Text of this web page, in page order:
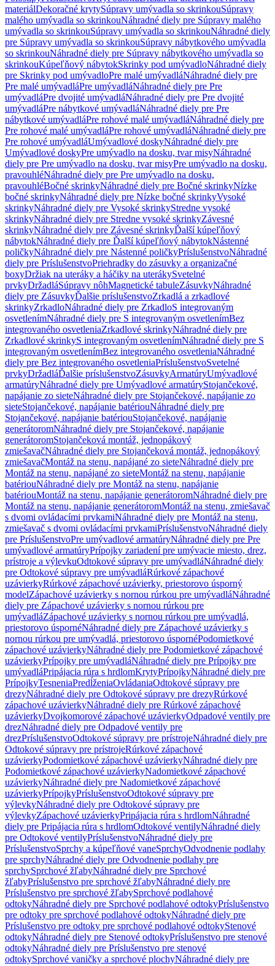
materiálDekoračné krytySúpravy umývadla so skrinkouSúpravy
malého umývadla so skrinkouNáhradné diely pre Súpravy malého
umývadla so skrinkouSúpravy umývadla so skrinkouNáhradné diely
pre Súpravy umývadla so skrinkouSúpravy nábytkového umývadla
so skrinkouNáhradné diely pre Súpravy nábytkového umývadla so
skrinkouKúpeľňový nábytokSkrinky pod umývadloNáhradné diely
pre Skrinky pod umývadloPre malé umývadláNáhradné diely pre
Pre malé umývadláPre umývadláNáhradné diely pre Pre
umývadláPre dvojité umývadláNáhradné diely pre Pre dvojité
umývadláPre nábytkové umývadláNáhradné diely pre Pre
nábytkové umývadláPre rohové malé umývadláNáhradné diely pre
Pre rohové malé umývadláPre rohové umývadláNáhradné diely pre
Pre rohové umývadláUmývadlové doskyNáhradné diely pre
Umývadlové doskyPre umývadlo na dosku, tvar misyNáhradné
diely pre Pre umývadlo na dosku, tvar misyPre umývadlo na dosku,
pravouhléNáhradné diely pre Pre umývadlo na dosku,
pravouhléBočné skrinkyNáhradné diely pre Bočné skrinkyNízke
bočné skrinkyNáhradné diely pre Nízke bočné skrinkyVysoké
skrinkyNáhradné diely pre Vysoké skrinkyStredne vysoké
skrinkyNáhradné diely pre Stredne vysoké skrinkyZávesné
skrinkyNáhradné diely pre Závesné skrinkyĎalší kúpeľňový
nábytokNáhradné diely pre Ďalší kúpeľňový nábytokNástenné
poličkyNáhradné diely pre Nástenné poličkyPríslušenstvoNáhradné
diely pre PríslušenstvoPriehradky do zásuvky a organizačné
boxyDržiak na uteráky a háčiky na uterákySvetelné
prvkyDržadláSúpravy nôhMagnetické tabuleZásuvkyNáhradné
diely pre ZásuvkyĎalšie príslušenstvoZrkadlá a zrkadlové
skrinkyZrkadloNáhradné diely pre ZrkadloS integrovaným
osvetlenímNáhradné diely pre S integrovaným osvetlenímBez
integrovaného osvetleniaZrkadlové skrinkyNáhradné diely pre
Zrkadlové skrinkyS integrovaným osvetlenímNáhradné diely pre S
integrovaným osvetlenímBez integrovaného osvetleniaNáhradné
diely pre Bez integrovaného osvetleniaPríslušenstvoSvetelné
prvkyDržadláĎalšie príslušenstvoZásuvkyArmatúryUmývadlové
armatúryNáhradné diely pre Umývadlové armatúryStojančekové,
napájanie zo sieteNáhradné diely pre Stojančekové, napájanie zo
sieteStojančekové, napájanie batériouNáhradné diely pre
Stojančekové, napájanie batériouStojančekové, napájanie
generátoromNáhradné diely pre Stojančekové, napájanie
generátoromStojančeková montáž, jednopákový
zmiešavačNáhradné diely pre Stojančeková montáž, jednopákový
zmiešavačMontáž na stenu, napájané zo sieteNáhradné diely pre
Montáž na stenu, napájané zo sieteMontáž na stenu, napájanie
batériouNáhradné diely pre Montáž na stenu, napájanie
batériouMontáž na stenu, napájanie generátoromNáhradné diely pre
Montáž na stenu, napájanie generátoromMontáž na stenu, zmiešavač
s dvomi ovládacími prvkamiNáhradné diely pre Montáž na stenu,
zmiešavač s dvomi ovládacími prvkamiPríslušenstvoNáhradné diely
pre PríslušenstvoPre umývadlové armatúryNáhradné diely pre Pre
umývadlové armatúryPrípojky zariadení pre umývacie miesto, drez,
prístroje a výlevkuOdtokové súpravy pre umývadláNáhradné diely
pre Odtokové súpravy pre umývadláRúrkové zápachové
uzávierkyRúrkové zápachové uzávierky, priestorovo úsporný
modelZápachové uzávierky s nornou rúrkou pre umývadláNáhradné
diely pre Zápachové uzávierky s nornou rúrkou pre
umývadláZápachové uzávierky s nornou rúrkou pre umývadlá,
priestorovo úspornéNáhradné diely pre Zápachové uzávierky s
nornou rúrkou pre umývadlá, priestorovo úspornéPodomietkové
zápachové uzávierkyNáhradné diely pre Podomietkové zápachové
uzávierkyPrípojky pre umývadláNáhradné diely pre Prípojky pre
umývadláPripájacia rúra s hrdlomKrytyPrípojkyNáhradné diely pre
PrípojkyTesneniaPredĺženiaOvládaniaOdtokové súpravy pre
drezyNáhradné diely pre Odtokové súpravy pre drezyRúrkové
zápachové uzávierkyNáhradné diely pre Rúrkové zápachové
uzávierkyDvojkomorové zápachové uzávierkyOdpadové ventily pre
drezNáhradné diely pre Odpadové ventily pre
drezPríslušenstvoOdtokové súpravy pre prístrojeNáhradné diely pre
Odtokové súpravy pre prístrojeRúrkové zápachové
uzávierkyPodomietkové zápachové uzávierkyNáhradné diely pre
Podomietkové zápachové uzávierkyNadomietkové zápachové
uzávierkyNáhradné diely pre Nadomietkové zápachové
uzávierkyPrípojkyPríslušenstvoOdtokové súpravy pre
výlevkyNáhradné diely pre Odtokové súpravy pre
výlevkyZápachové uzávierkyPripájacia rúra s hrdlomNáhradné
diely pre Pripájacia rúra s hrdlomOdtokové ventilyNáhradné diely
pre Odtokové ventilyPríslušenstvoNáhradné diely pre
PríslušenstvoSprchy a kúpeľňové vaneSprchyOdvodnenie podlahy
pre sprchyNáhradné diely pre Odvodnenie podlahy pre
sprchySprchové žľabyNáhradné diely pre Sprchové
žľabyPríslušenstvo pre sprchové žľabyNáhradné diely pre
Príslušenstvo pre sprchové žľabySprchové podlahové
odtokyNáhradné diely pre Sprchové podlahové odtokyPríslušenstvo
pre odtoky pre sprchové podlahové odtokyNáhradné diely pre
Príslušenstvo pre odtoky pre sprchové podlahové odtokyStenové
odtokyNáhradné diely pre Stenové odtokyPríslušenstvo pre stenové
odtokyNáhradné diely pre Príslušenstvo pre stenové
odtokySprchové vaničky a sprchové plochyNáhradné diely pre